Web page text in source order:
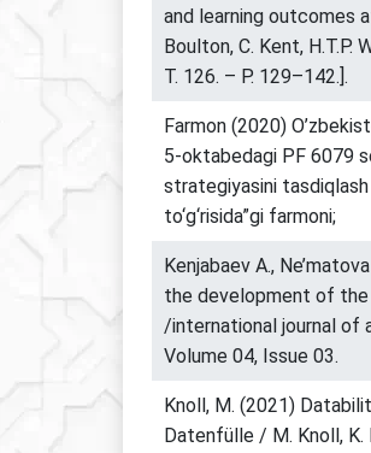
and learning outcomes
Boulton, C. Kent, H.T.P.
Т. 126. – P. 129–142.].
Farmon (2020)
5-oktabedagi PF 6079
strategiyasini tasdiqlash
to‘g‘risida”gi farmoni;
Kenjabaev A.,
the development of
/international journal of
Volume 04, Issue 03.
Knoll, M. (2021)
Datenfülle / M. Knoll,